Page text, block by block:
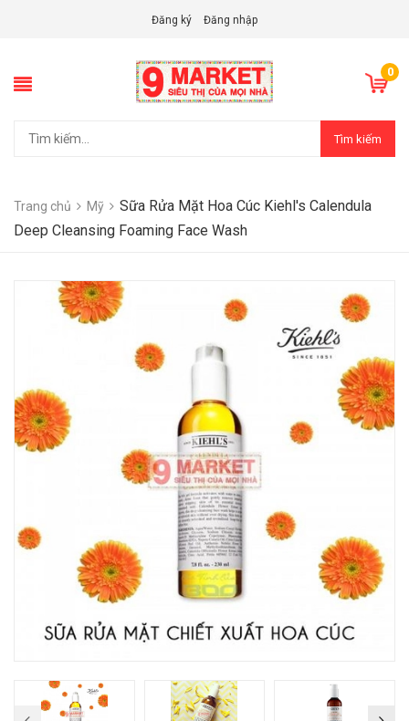
Đăng ký Đăng nhập
0
Tìm kiếm
Trang chủ Mỹ
Sữa Rửa Mặt Hoa Cúc Kiehl's Calendula
Deep Cleansing Foaming Face Wash